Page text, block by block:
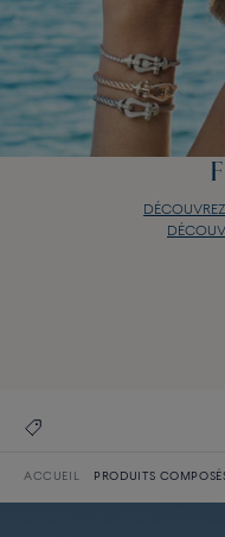
ACCUEIL PRODUITS